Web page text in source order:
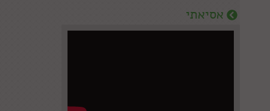
אסיאתי